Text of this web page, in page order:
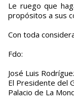
Le ruego que
propósitos a sus
Con toda
Fdo:
José Luis
El Presidente del
Palacio de La